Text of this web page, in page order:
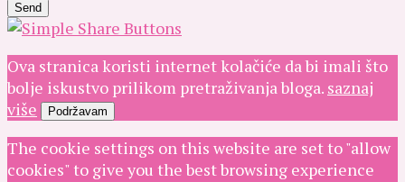
Send
Ova stranica koristi internet kolačiće da bi imali što
bolje iskustvo prilikom pretraživanja bloga. saznaj
više
Podržavam
The cookie settings on this website are set to "allow
cookies" to give you the best browsing experience